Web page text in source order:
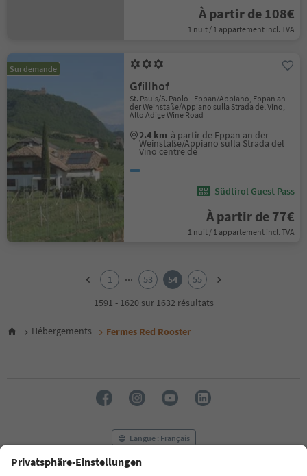
À partir de 108€
1 nuit / 1 appartement incl. TVA
Sur demande
Gfillhof
St. Pauls/S. Paolo - Eppan/Appiano, Eppan an
der Weinstaße/Appiano sulla Strada del Vino,
Alto Adige Wine Road
2.4 km à partir de Eppan an der
Weinstaße/Appiano sulla Strada del
Vino centre de
Südtirol Guest Pass
À partir de 77€
1 nuit / 1 appartement incl. TVA
6
16
1 ... 53 54
55
1591 - 1620 sur 1632 résultats
Hébergements Fermes Red Rooster
Langue : Français